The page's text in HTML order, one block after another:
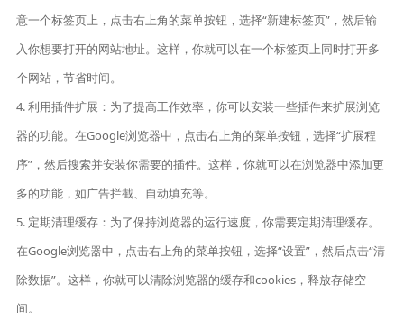
意一个标签页上，点击右上角的菜单按钮，选择“新建标签页”，然后输
入你想要打开的网站地址。这样，你就可以在一个标签页上同时打开多
个网站，节省时间。
4. 利用插件扩展：为了提高工作效率，你可以安装一些插件来扩展浏览
器的功能。在Google浏览器中，点击右上角的菜单按钮，选择“扩展程
序”，然后搜索并安装你需要的插件。这样，你就可以在浏览器中添加更
多的功能，如广告拦截、自动填充等。
5. 定期清理缓存：为了保持浏览器的运行速度，你需要定期清理缓存。
在Google浏览器中，点击右上角的菜单按钮，选择“设置”，然后点击“清
除数据”。这样，你就可以清除浏览器的缓存和cookies，释放存储空
间。